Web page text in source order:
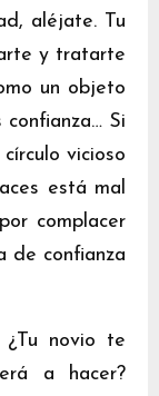
aléjate. Tu
y tratarte
un objeto
confianza… Si
vicioso
está mal
complacer
de confianza
novio te
a hacer?